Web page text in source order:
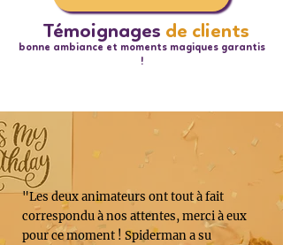
bonne ambiance et moments magiques garantis
!
Témoignages de clients
"Les deux animateurs ont tout à fait
correspondu à nos attentes, merci à eux
pour ce moment ! Spiderman a su